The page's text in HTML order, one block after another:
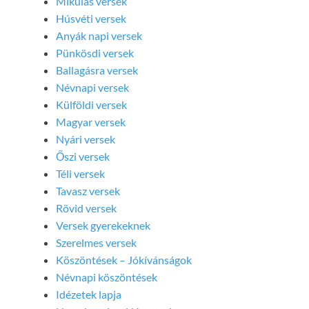
Húsvéti versek
Anyák napi versek
Pünkösdi versek
Ballagásra versek
Névnapi versek
Külföldi versek
Magyar versek
Nyári versek
Őszi versek
Téli versek
Tavasz versek
Rövid versek
Versek gyerekeknek
Szerelmes versek
Köszöntések – Jókívánságok
Névnapi köszöntések
Idézetek lapja